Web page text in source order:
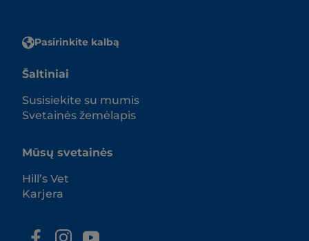
Pasirinkite kalbą
Šaltiniai
Susisiekite su mumis
Svetainės žemėlapis
Mūsų svetainės
Hill’s Vet
Karjera